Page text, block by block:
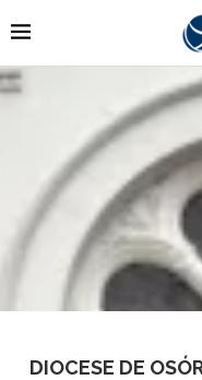
DIOCESE DE